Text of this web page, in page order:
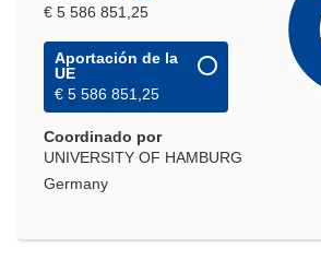
€ 5 586 851,25
Aportación de la
UE
€ 5 586 851,25
Coordinado por
UNIVERSITY OF HAMBURG
Germany